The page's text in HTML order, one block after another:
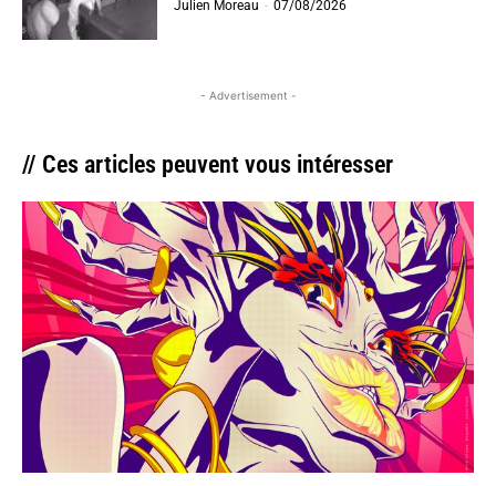
Julien Moreau - 07/08/2026
- Advertisement -
// Ces articles peuvent vous intéresser